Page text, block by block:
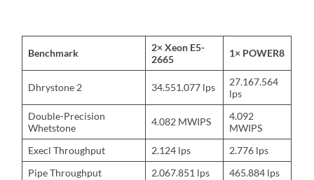
Benchmark
2× Xeon E5-
2665
1× POWER8
Dhrystone 2 34.551.077 lps
27.167.564
lps
Double-Precision
Whetstone
4.082 MWIPS
4.092
MWIPS
Execl Throughput
2.124 lps
2.776 lps
Pipe Throughput
2.067.851 lps
465.884 lps